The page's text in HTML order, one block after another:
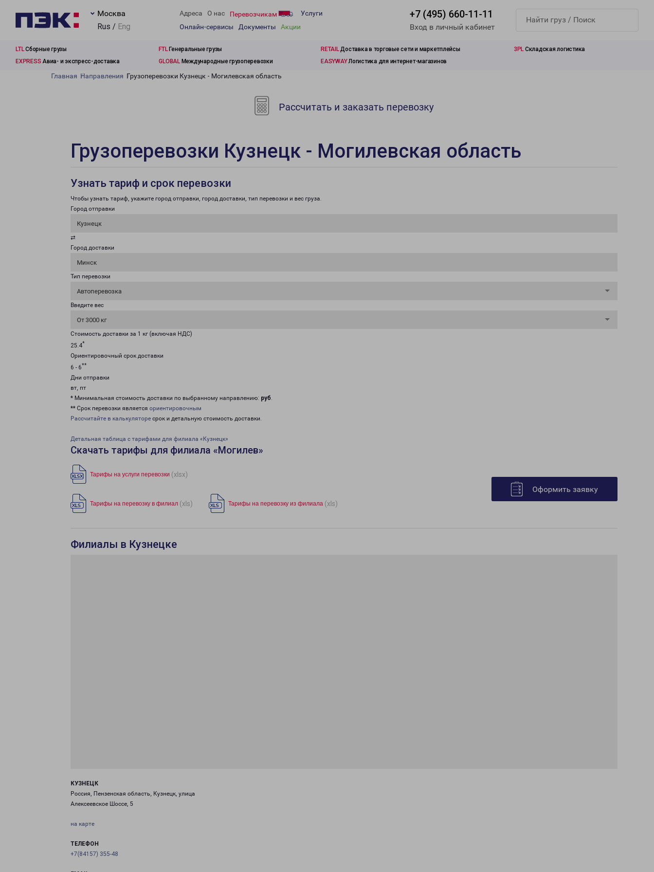
Москва
Rus / Eng
Адреса О нас Перевозчикам
Услуги
Онлайн-сервисы
Документы Акции
+7 (495) 660-11-11
Вход в личный кабинет
LTLСборные грузы FTLГенеральные грузы RETAILДоставка в торговые сети и маркетплейсы 3PL Складская логистика
EXPRESS Авиа- и экспресс-доставка GLOBALМеждународные грузоперевозки EASYWAYЛогистика для интернет-магазинов
Главная Направления Грузоперевозки Кузнецк - Могилевская область
Рассчитать и заказать перевозку
Грузоперевозки Кузнецк - Могилевская область
Узнать тариф и срок перевозки
Чтобы узнать тариф, укажите город отправки, город доставки, тип перевозки и вес груза.
Город отправки
Кузнецк
⇄
Город доставки
Минск
Тип перевозки
Автоперевозка
Введите вес
От 3000 кг
Стоимость доставки за 1 кг (включая НДС)
25.4*
Ориентировочный срок доставки
6 - 6**
Дни отправки
вт, пт
* Минимальная стоимость доставки по выбранному направлению: руб.
** Срок перевозки является ориентировочным
Рассчитайте в калькуляторе срок и детальную стоимость доставки.
Детальная таблица с тарифами для филиала «Кузнецк»
Скачать тарифы для филиала «Могилев»
Тарифы на услуги перевозки (xlsx)
Тарифы на перевозку в филиал (xls) Тарифы на перевозку из филиала (xls)
Оформить заявку
Филиалы в Кузнецке
КУЗНЕЦК
Россия, Пензенская область, Кузнецк, улица
Алексеевское Шоссе, 5
на карте
ТЕЛЕФОН
+7(84157) 355-48